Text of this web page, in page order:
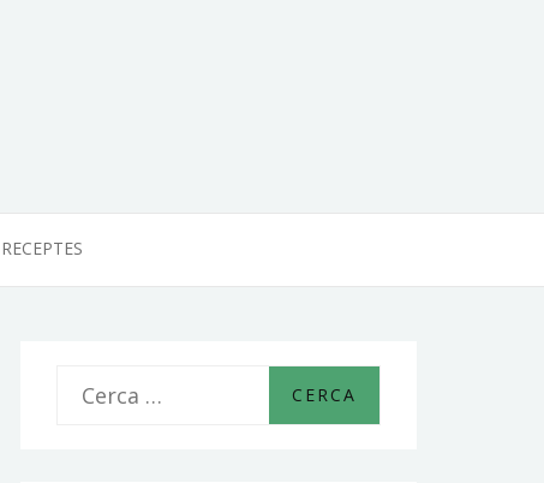
RECEPTES